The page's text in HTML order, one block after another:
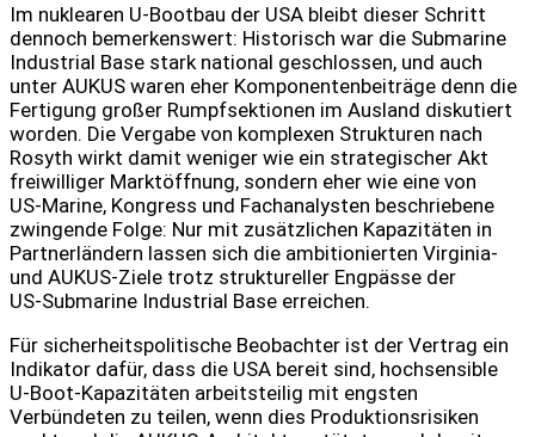
Im nuklearen U‑Bootbau der USA bleibt dieser Schritt
dennoch bemerkenswert: Historisch war die Submarine
Industrial Base stark national geschlossen, und auch
unter AUKUS waren eher Komponentenbeiträge denn die
Fertigung großer Rumpfsektionen im Ausland diskutiert
worden. Die Vergabe von komplexen Strukturen nach
Rosyth wirkt damit weniger wie ein strategischer Akt
freiwilliger Marktöffnung, sondern eher wie eine von
US‑Marine, Kongress und Fachanalysten beschriebene
zwingende Folge: Nur mit zusätzlichen Kapazitäten in
Partnerländern lassen sich die ambitionierten Virginia‑
und AUKUS‑Ziele trotz struktureller Engpässe der
US‑Submarine Industrial Base erreichen.
Für sicherheitspolitische Beobachter ist der Vertrag ein
Indikator dafür, dass die USA bereit sind, hochsensible
U‑Boot‑Kapazitäten arbeitsteilig mit engsten
Verbündeten zu teilen, wenn dies Produktionsrisiken